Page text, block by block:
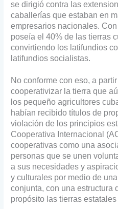
se dirigió contra las
caballerías que estaban en
empresarios nacionales.
poseía el 40% de las tierras
convirtiendo los latifundios
latifundios socialistas.
No conforme con eso, a
cooperativizar la tierra que
los pequeño agricultores
habían recibido títulos de
violación de los principios
Cooperativa Internacional
cooperativas como una
personas que se unen
a sus necesidades y
y culturales por medio de
conjunta, con una estructura
propósito las tierras